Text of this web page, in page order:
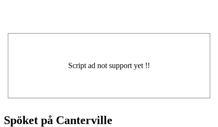
Spöket på Canterville